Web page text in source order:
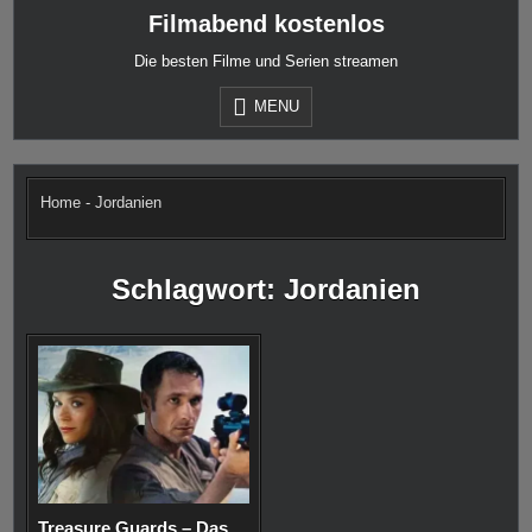
Filmabend kostenlos
Die besten Filme und Serien streamen
MENU
Home -Jordanien
Schlagwort: Jordanien